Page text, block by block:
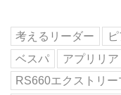
考えるリーダー
ベスパ
アプリリア
RS660エクストリー